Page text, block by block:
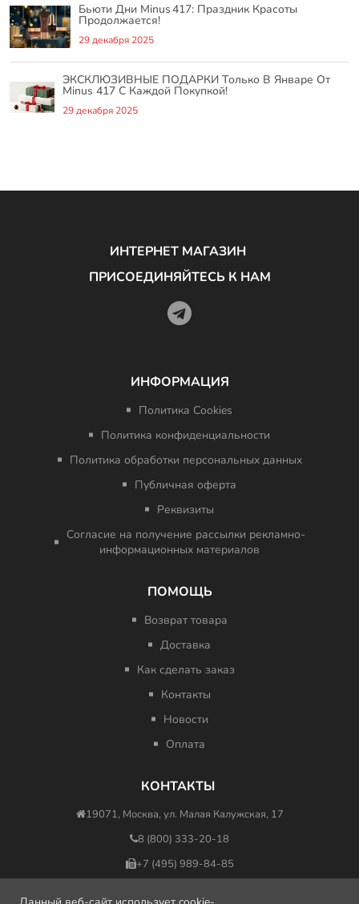
Бьюти Дни Minus 417: Праздник Красоты
Продолжается!
29 декабря 2025
ЭКСКЛЮЗИВНЫЕ ПОДАРКИ Только В Январе От
Minus 417 С Каждой Покупкой!
29 декабря 2025
ИНТЕРНЕТ МАГАЗИН
ПРИСОЕДИНЯЙТЕСЬ К НАМ
ИНФОРМАЦИЯ
Политика Cookies
Политика конфиденциальности
Политика обработки персональных данных
Публичная оферта
Реквизиты
Согласие на получение рассылки рекламно-
информационных материалов
ПОМОЩЬ
Возврат товара
Доставка
Как сделать заказ
Контакты
Новости
Оплата
КОНТАКТЫ
19071, Москва, ул. Малая Калужская, 17
8 (800) 333-20-18
+7 (495) 989-84-85